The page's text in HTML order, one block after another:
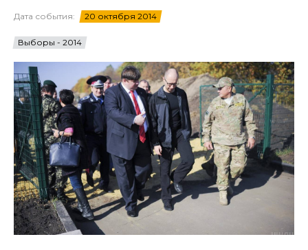
Дата события: 20 октября 2014
Выборы - 2014